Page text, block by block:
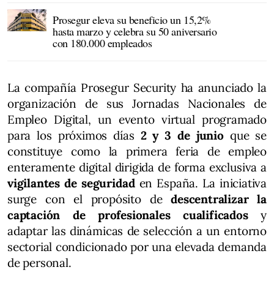
Prosegur eleva su beneficio un 15,2%
hasta marzo y celebra su 50 aniversario
con 180.000 empleados
La compañía Prosegur Security ha anunciado la
organización de sus Jornadas Nacionales de
Empleo Digital, un evento virtual programado
para los próximos días 2 y 3 de junioque se
constituye como la primera feria de empleo
enteramente digital dirigida de forma exclusiva a
vigilantes de seguridaden España. La iniciativa
surge con el propósito dedescentralizar la
captación de profesionales cualificadosy
adaptar las dinámicas de selección a un entorno
sectorial condicionado por una elevada demanda
de personal.